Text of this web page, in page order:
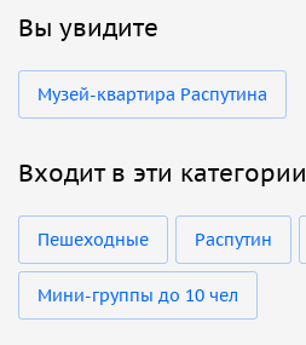
Вы увидите
Музей-квартира Распутина
Входит в эти категории
Пешеходные Распутин
Мини-группы до 10 чел